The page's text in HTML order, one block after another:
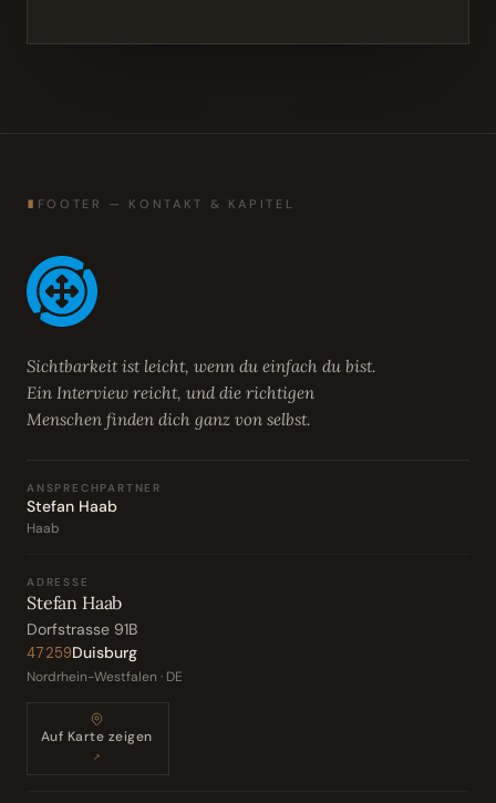
∎ FOOTER — KONTAKT & KAPITEL
Sichtbarkeit ist leicht, wenn du einfach du bist.
Ein Interview reicht, und die richtigen
Menschen finden dich ganz von selbst.
ANSPRECHPARTNER
Stefan Haab
Haab
ADRESSE
Stefan Haab
Dorfstrasse 91B
47259Duisburg
Nordrhein-Westfalen · DE
Auf Karte zeigen
↗